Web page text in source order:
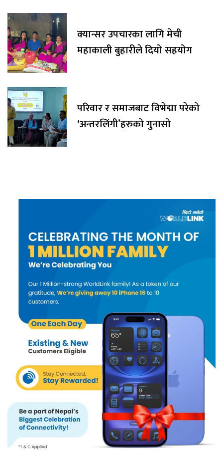
क्यान्सर उपचारका लागि मेची
महाकाली बुहारीले दियो सहयोग
परिवार र समाजबाट विभेद्मा परेको
‘अन्तरलिंगी’हरुको गुनासो